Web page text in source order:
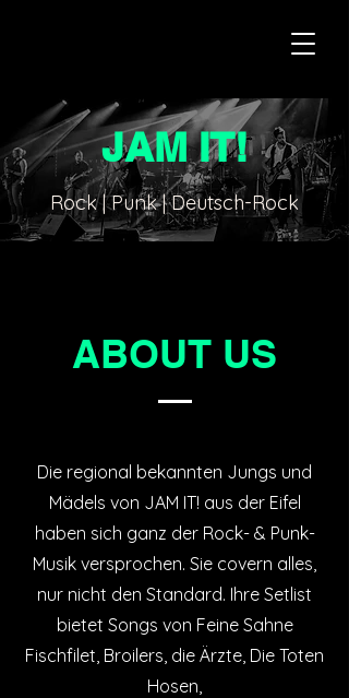
JAM IT!
Rock | Punk | Deutsch-Rock
ABOUT US
Die regional bekannten Jungs und
Mädels von JAM IT! aus der Eifel
haben sich ganz der Rock- & Punk-
Musik versprochen. Sie covern alles,
nur nicht den Standard. Ihre Setlist
bietet Songs von Feine Sahne
Fischfilet, Broilers, die Ärzte, Die Toten
Hosen,